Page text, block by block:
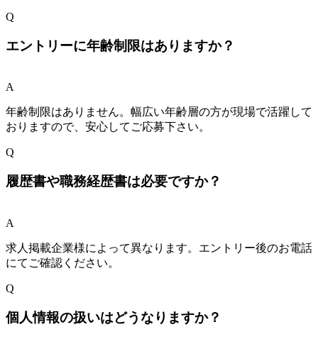
Q
エントリーに年齢制限はありますか？
A
年齢制限はありません。幅広い年齢層の方が現場で活躍して
おりますので、安心してご応募下さい。
Q
履歴書や職務経歴書は必要ですか？
A
求人掲載企業様によって異なります。エントリー後のお電話
にてご確認ください。
Q
個人情報の扱いはどうなりますか？